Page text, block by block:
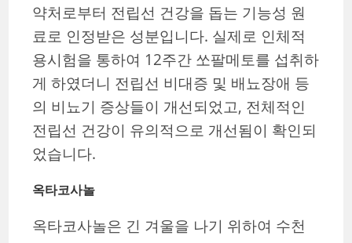
약처로부터 전립선 건강을 돕는 기능성 원
료로 인정받은 성분입니다. 실제로 인체적
용시험을 통하여 12주간 쏘팔메토를 섭취하
게 하였더니 전립선 비대증 및 배뇨장애 등
의 비뇨기 증상들이 개선되었고, 전체적인
전립선 건강이 유의적으로 개선됨이 확인되
었습니다.
옥타코사놀
옥타코사놀은 긴 겨울을 나기 위하여 수천